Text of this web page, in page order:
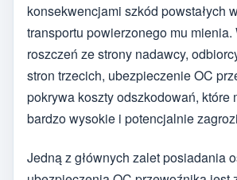
konsekwencjami szkód powstałych
transportu powierzonego mu mienia.
roszczeń ze strony nadawcy,
stron trzecich, ubezpieczenie OC
pokrywa koszty odszkodowań, które
bardzo wysokie i potencjalnie
Jedną z głównych zalet posiadania